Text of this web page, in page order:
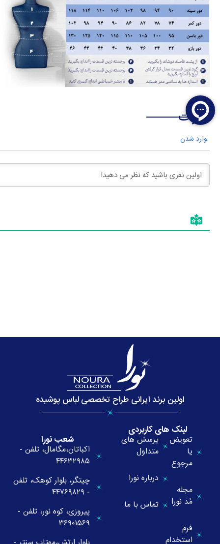
نظرات
وارد شدن
اولین برند ایرانی طراح تخصصی لباس پوشیده
لینک های کاربردی
تعویض
یا
مرجوع
مجله
مُد نورا
فرم
استخدام
پرسش های
متداول
درباره نورا
تماس با ما
شعب نورا
اکباتان،مگامال، تلفن -
۴۴۶۳۲۹۸۵
چیتگر، بلوار کوهک، تلفن
- ۴۴۷۶۹۸۲۹
پیروزی، کوه نور، تلفن -
۳۶۹۰۱۵۶۹